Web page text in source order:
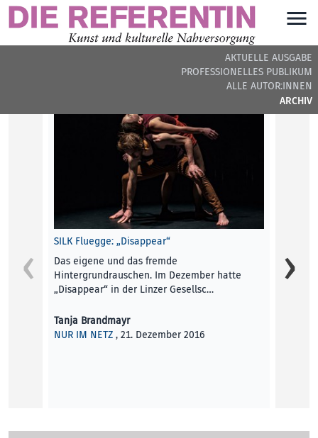
AKTUELLE AUSGABE
PROFESSIONELLES PUBLIKUM
ALLE AUTOR:INNEN
ARCHIV
DIE REFERENTIN #6 - BEITRÄGE DER AUSGABE
SILK Fluegge: „Disappear“
Das eigene und das fremde
Hintergrundrauschen. Im Dezember hatte
„Disappear“ in der Linzer Gesellsc…
Tanja Brandmayr
NUR IM NETZ , 21. Dezember 2016